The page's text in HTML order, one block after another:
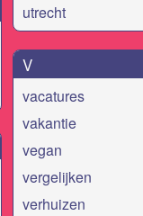
utrecht
V
vacatures
vakantie
vegan
vergelijken
verhuizen